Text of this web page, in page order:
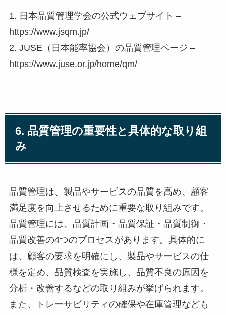
1. 日本品質管理学会の公式ウェブサイト –
https://www.jsqm.jp/
2. JUSE（日本能率協会）の品質管理ページ –
https://www.juse.or.jp/home/qm/
6. 品質管理の重要性と具体的な取り組
み
品質管理は、製品やサービスの品質を高め、顧客
満足度を向上させるために重要な取り組みです。
品質管理には、品質計画・品質保証・品質制御・
品質改善の4つのプロセスがあります。具体的に
は、顧客の要求を明確にし、製品やサービスの仕
様を定め、品質検査を実施し、品質不良の原因を
分析・改善するなどの取り組みが挙げられます。
また、トレーサビリティの確保や在庫管理なども